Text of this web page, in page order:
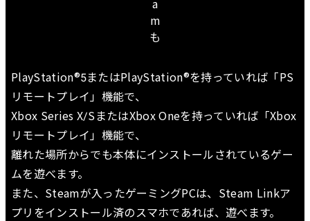
PlayStation®5またはPlayStation®を持っていれば「PS
リモートプレイ」機能で、
Xbox Series X/SまたはXbox Oneを持っていれば「Xbox
リモートプレイ」機能で、
離れた場所からでも本体にインストールされているゲー
ムを遊べます。
また、Steamが入ったゲーミングPCは、Steam Linkア
プリをインストール済のスマホであれば、遊べます。